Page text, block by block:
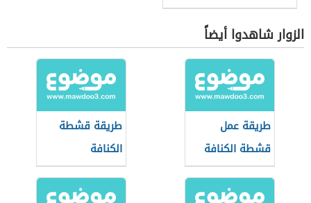
الزوار شاهدوا أيضاً
طريقة عمل
قشطة الكنافة
طريقة قشطة
الكنافة